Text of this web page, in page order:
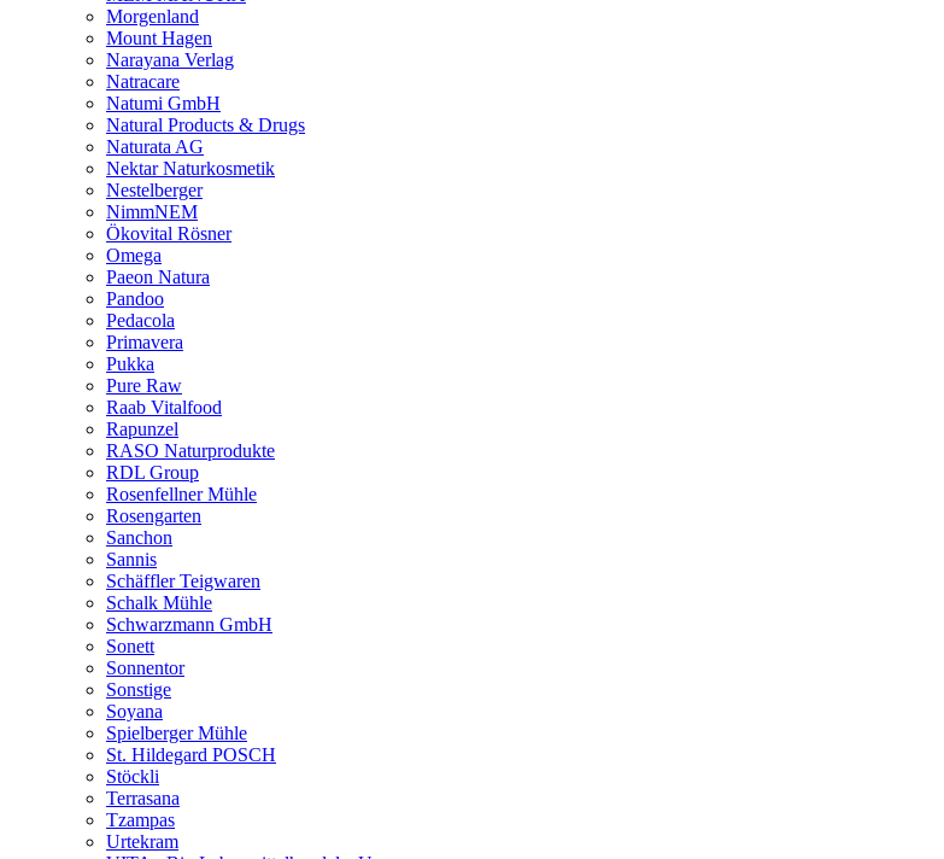
Morgenland
Mount Hagen
Narayana Verlag
Natracare
Natumi GmbH
Natural Products & Drugs
Naturata AG
Nektar Naturkosmetik
Nestelberger
NimmNEM
Ökovital Rösner
Omega
Paeon Natura
Pandoo
Pedacola
Primavera
Pukka
Pure Raw
Raab Vitalfood
Rapunzel
RASO Naturprodukte
RDL Group
Rosenfellner Mühle
Rosengarten
Sanchon
Sannis
Schäffler Teigwaren
Schalk Mühle
Schwarzmann GmbH
Sonett
Sonnentor
Sonstige
Soyana
Spielberger Mühle
St. Hildegard POSCH
Stöckli
Terrasana
Tzampas
Urtekram